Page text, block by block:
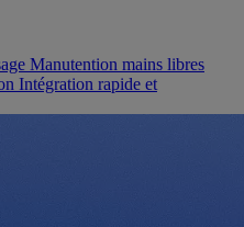
Manutention mains libres
Intégration rapide et